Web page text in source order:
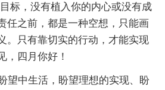
，没有植入你的内心或没有成
任之前，都是一种空想，只能画
。只有靠切实的行动，才能实现
，四月你好！
中生活，盼望理想的实现、盼